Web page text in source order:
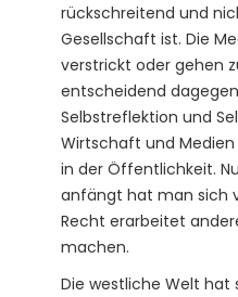
rückschreitend und
Gesellschaft ist. Die
verstrickt oder gehen
entscheidend
Selbstreflektion und
Wirtschaft und
in der Öffentlichkeit.
anfängt hat man sich
Recht erarbeitet
machen.
Die westliche Welt hat